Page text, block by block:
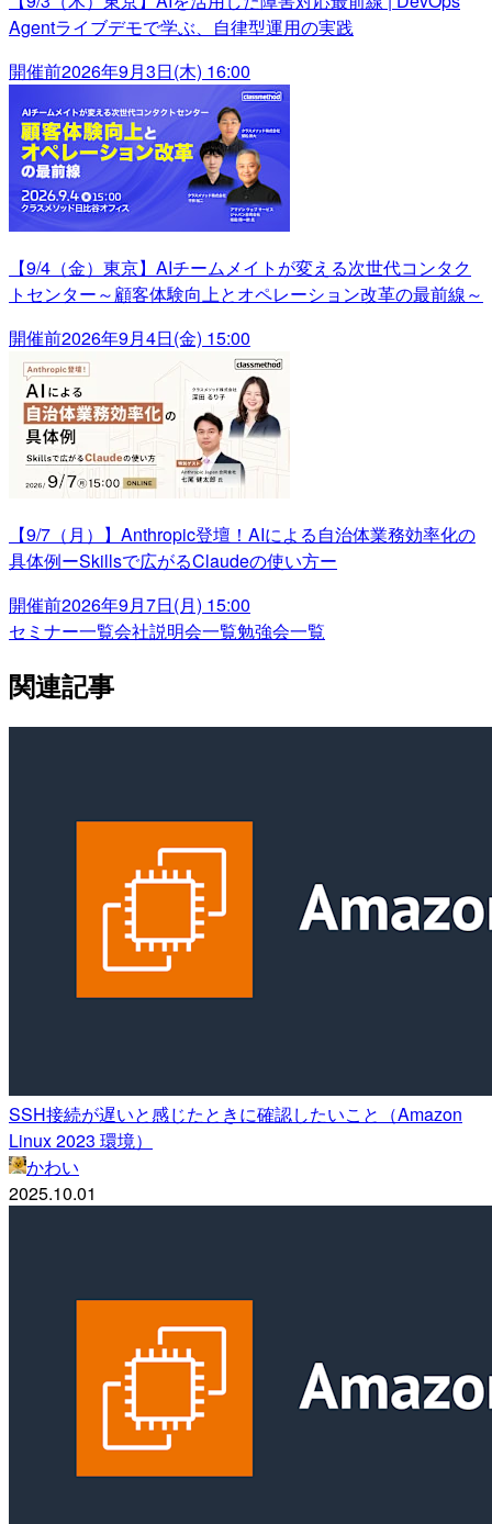
Agentライブデモで学ぶ、自律型運用の実践
開催前2026年9月3日(木) 16:00
【9/4（金）東京】AIチームメイトが変える次世代コンタク
トセンター～顧客体験向上とオペレーション改革の最前線～
開催前2026年9月4日(金) 15:00
【9/7（月）】Anthropic登壇！AIによる自治体業務効率化の
具体例ーSkillsで広がるClaudeの使い方ー
開催前2026年9月7日(月) 15:00
セミナー一覧会社説明会一覧勉強会一覧
関連記事
SSH接続が遅いと感じたときに確認したいこと（Amazon
Linux 2023 環境）
かわい
2025.10.01